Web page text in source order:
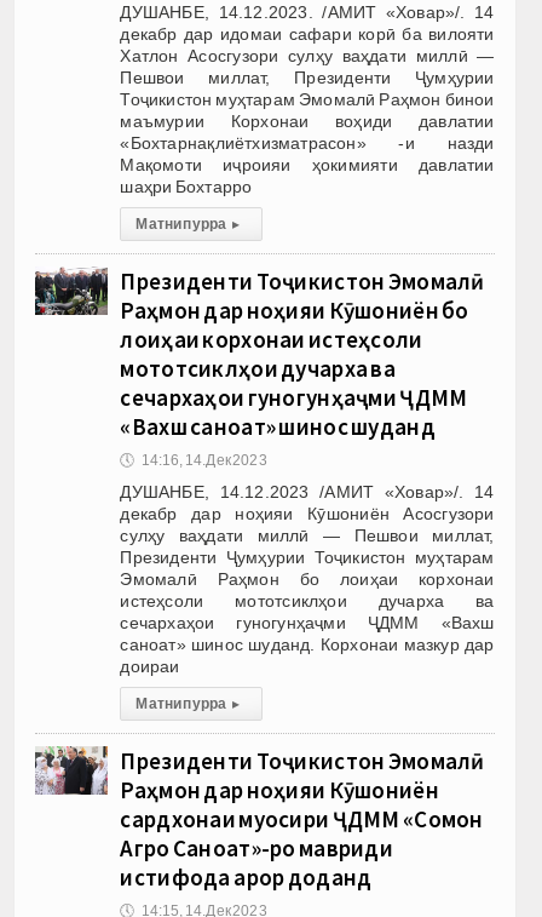
ДУШАНБЕ, 14.12.2023. /АМИТ «Ховар»/. 14
декабр дар идомаи сафари корӣ ба вилояти
Хатлон Асосгузори сулҳу ваҳдати миллӣ —
Пешвои миллат, Президенти Ҷумҳурии
Тоҷикистон муҳтарам Эмомалӣ Раҳмон бинои
маъмурии Корхонаи воҳиди давлатии
«Бохтарнақлиётхизматрасон» -и назди
Мақомоти иҷроияи ҳокимияти давлатии
шаҳри Бохтарро
Матни пурра ▸
Президенти Тоҷикистон Эмомалӣ
Раҳмон дар ноҳияи Кӯшониён бо
лоиҳаи корхонаи истеҳсоли
мототсиклҳои дучарха ва
сечархаҳои гуногунҳаҷми ҶДММ
«Вахш саноат» шинос шуданд
🕔 14:16, 14.Дек 2023
ДУШАНБЕ, 14.12.2023 /АМИТ «Ховар»/. 14
декабр дар ноҳияи Кӯшониён Асосгузори
сулҳу ваҳдати миллӣ — Пешвои миллат,
Президенти Ҷумҳурии Тоҷикистон муҳтарам
Эмомалӣ Раҳмон бо лоиҳаи корхонаи
истеҳсоли мототсиклҳои дучарха ва
сечархаҳои гуногунҳаҷми ҶДММ «Вахш
саноат» шинос шуданд. Корхонаи мазкур дар
доираи
Матни пурра ▸
Президенти Тоҷикистон Эмомалӣ
Раҳмон дар ноҳияи Кӯшониён
сардхонаи муосири ҶДММ «Сомон
Агро Саноат»-ро мавриди
истифода қарор доданд
🕔 14:15, 14.Дек 2023